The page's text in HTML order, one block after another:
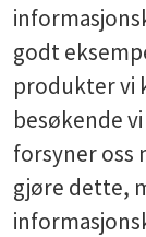
godt
produkter vi
besøkende
forsyner oss
gjøre dette,